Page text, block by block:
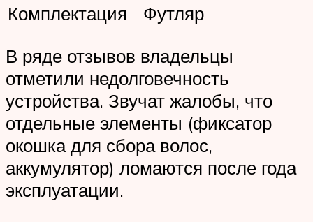
Комплектация
Футляр
В ряде отзывов владельцы
отметили недолговечность
устройства. Звучат жалобы, что
отдельные элементы (фиксатор
окошка для сбора волос,
аккумулятор) ломаются после года
эксплуатации.